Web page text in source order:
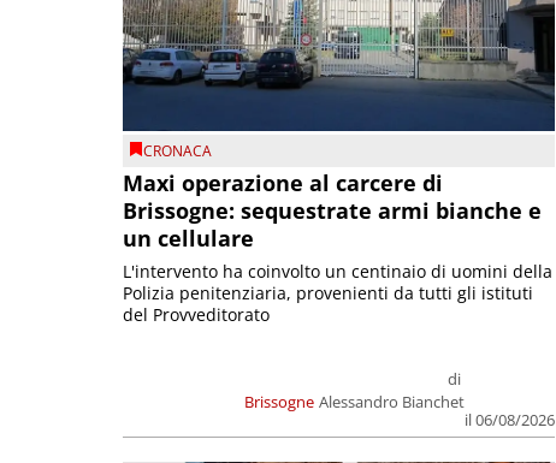
CRONACA
Maxi operazione al carcere di
Brissogne: sequestrate armi bianche e
un cellulare
Brissogne
di
Alessandro Bianchet
il 06/08/2026
L'intervento ha coinvolto un centinaio di uomini della
Polizia penitenziaria, provenienti da tutti gli istituti
del Provveditorato